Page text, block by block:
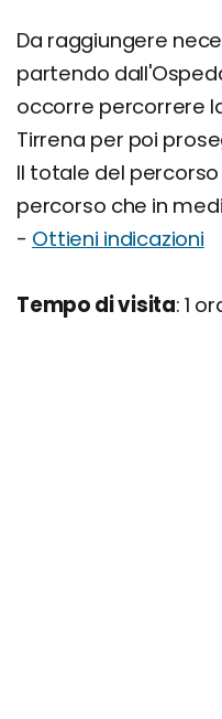
Da raggiungere
partendo
occorre percorrere
Tirrena per poi
Il totale del percorso
percorso che in
- Ottieni indicazioni
Tempo di visita: 1